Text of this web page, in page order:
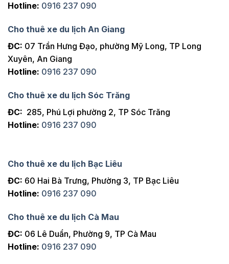
Hotline: 0916 237 090
Cho thuê xe du lịch An Giang
ĐC: 07 Trần Hưng Đạo, phường Mỹ Long, TP Long
Xuyên, An Giang
Hotline: 0916 237 090
Cho thuê xe du lịch Sóc Trăng
ĐC: 285, Phú Lợi phường 2, TP Sóc Trăng
Hotline: 0916 237 090
Cho thuê xe du lịch Bạc Liêu
ĐC: 60 Hai Bà Trưng, Phường 3, TP Bạc Liêu
Hotline: 0916 237 090
Cho thuê xe du lịch Cà Mau
ĐC: 06 Lê Duẩn, Phường 9, TP Cà Mau
Hotline: 0916 237 090